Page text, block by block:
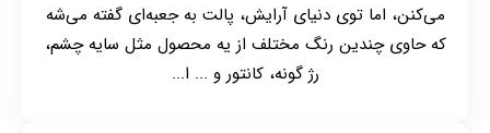
می‌کنن، اما توی دنیای آرایش، پالت به جعبه‌ای گفته می‌شه
که حاوی چندین رنگ مختلف از یه محصول مثل سایه چشم،
رژ گونه، کانتور و ... ا...